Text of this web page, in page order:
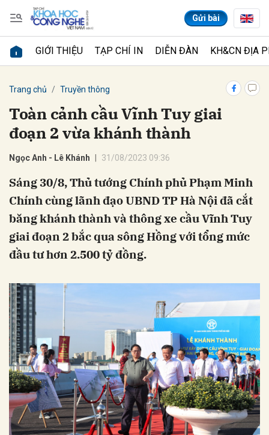
Gửi bài
GIỚI THIỆU TẠP CHÍ IN DIỄN ĐÀN KH&CN ĐỊA
Trang chủ Truyền thông
Toàn cảnh cầu Vĩnh Tuy giai
đoạn 2 vừa khánh thành
Ngọc Anh - Lê Khánh 31/08/2023 09:36
Sáng 30/8, Thủ tướng Chính phủ Phạm Minh
Chính cùng lãnh đạo UBND TP Hà Nội đã cắt
băng khánh thành và thông xe cầu Vĩnh Tuy
giai đoạn 2 bắc qua sông Hồng với tổng mức
đầu tư hơn 2.500 tỷ đồng.
Gửi bình luận
Hủy Gửi